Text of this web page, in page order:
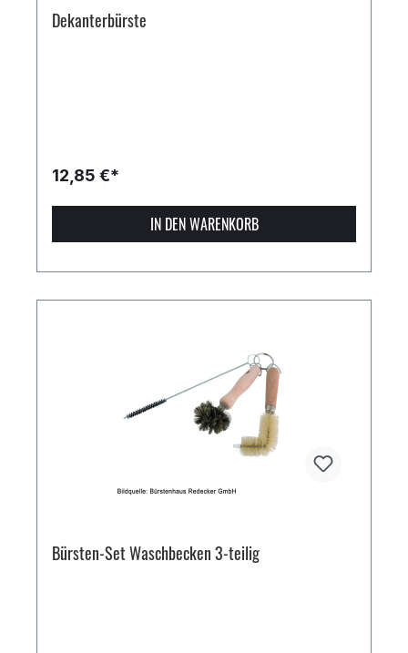
Dekanterbürste
12,85 €*
IN DEN WARENKORB
Bürsten-Set Waschbecken 3-teilig